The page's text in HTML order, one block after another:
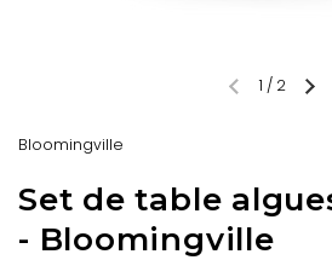
1 / 2
Bloomingville
Set de table
- Bloomingville